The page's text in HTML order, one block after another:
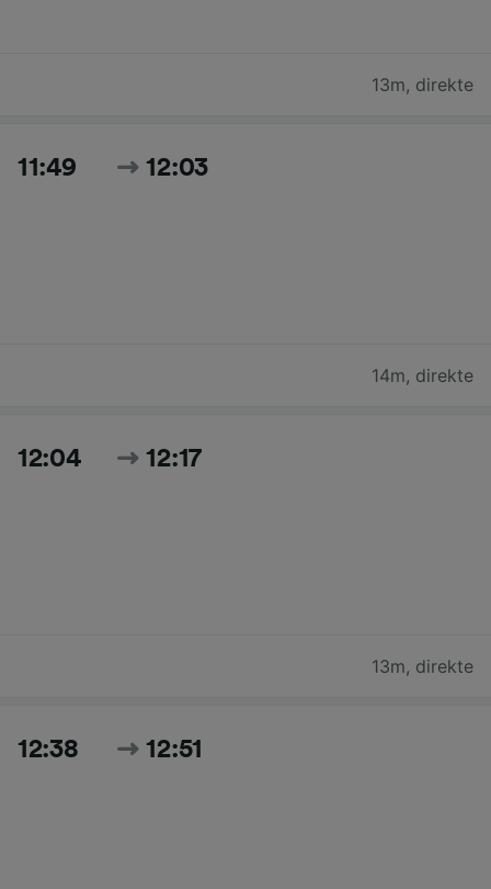
13m, direkte
11:49 12:03
14m, direkte
12:04 12:17
13m, direkte
12:38 12:51